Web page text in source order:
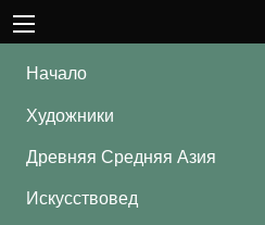
Начало
Художники
Древняя Средняя Азия
Искусствовед